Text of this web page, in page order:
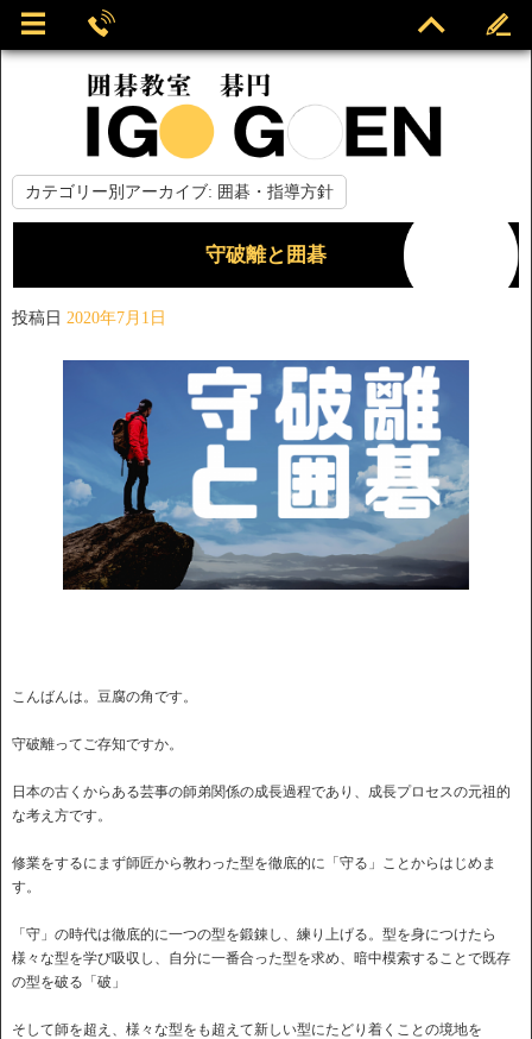
カテゴリー別アーカイブ: 囲碁・指導方針
守破離と囲碁
投稿日 2020年7月1日
こんばんは。豆腐の角です。
守破離ってご存知ですか。
日本の古くからある芸事の師弟関係の成長過程であり、成長プロセスの元祖的
な考え方です。
修業をするにまず師匠から教わった型を徹底的に「守る」ことからはじめま
す。
「守」の時代は徹底的に一つの型を鍛錬し、練り上げる。型を身につけたら
様々な型を学び吸収し、自分に一番合った型を求め、暗中模索することで既存
の型を破る「破」
そして師を超え、様々な型をも超えて新しい型にたどり着くことの境地を